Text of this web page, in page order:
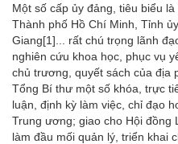
Một số cấp ủy đảng, tiêu biểu
Thành phố Hồ Chí Minh, Tỉnh
Giang[1] ... rất chú trọng lãnh
nghiên cứu khoa học, phục vụ
chủ trương, quyết sách của địa
Tổng Bí thư một số khóa, trực
luận, định kỳ làm việc, chỉ đạo
Trung ương; giao cho Hội đồng
làm đầu mối quản lý, triển khai